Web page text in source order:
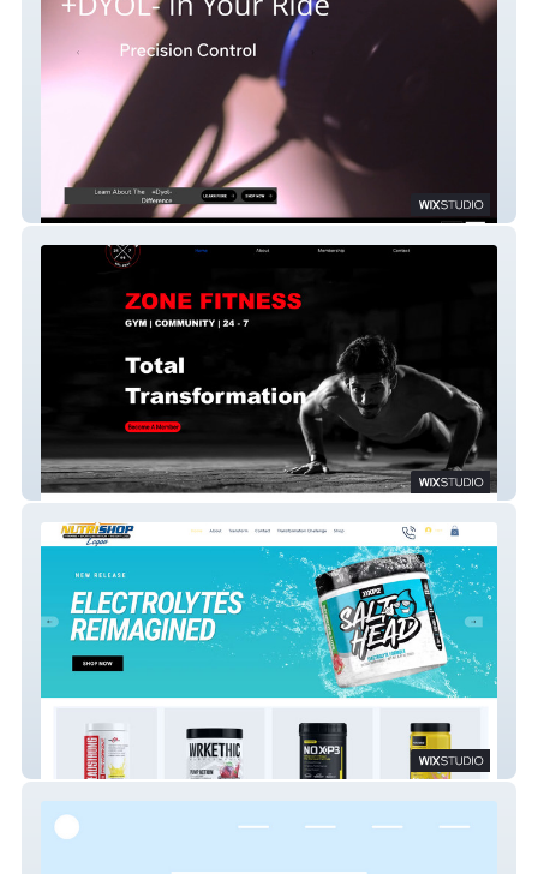
+Dyol-
Zone Fitness New
Nutri-Shop Logan